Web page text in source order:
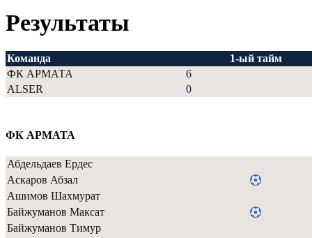
Результаты
Команда
1-ый тайм
ФК АРМАТА
6
ALSER
0
ФК АРМАТА
Абдельдаев Ердес
Аскаров Абзал
Ашимов Шахмурат
Байжуманов Максат
Байжуманов Тимур